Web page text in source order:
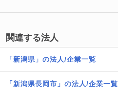
関連する法人
「新潟県」の法人/企業一覧
「新潟県長岡市」の法人/企業一覧